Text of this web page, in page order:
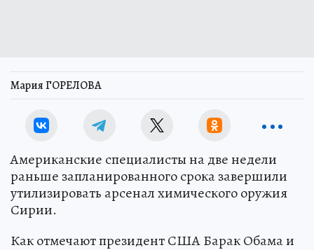
Мария ГОРЕЛОВА
Американские специалисты на две недели
раньше запланированного срока завершили
утилизировать арсенал химического оружия
Сирии.
Как отмечают президент США Барак Обама и